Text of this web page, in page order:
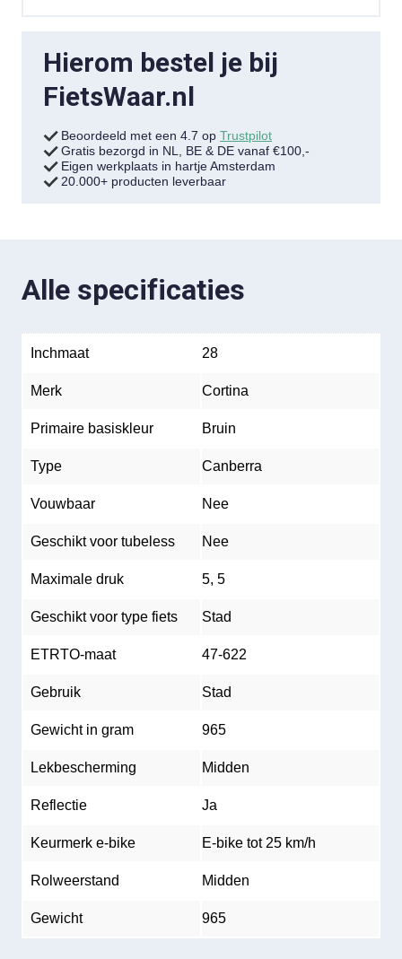
Hierom bestel je bij
FietsWaar.nl
Beoordeeld met een 4.7 op Trustpilot
Gratis bezorgd in NL, BE & DE vanaf €100,-
Eigen werkplaats in hartje Amsterdam
20.000+ producten leverbaar
Alle specificaties
Inchmaat 28
Merk Cortina
Primaire basiskleur Bruin
Type Canberra
Vouwbaar Nee
Geschikt voor tubeless Nee
Maximale druk 5, 5
Geschikt voor type fiets Stad
ETRTO-maat 47-622
Gebruik Stad
Gewicht in gram 965
Lekbescherming Midden
Reflectie Ja
Keurmerk e-bike E-bike tot 25 km/h
Rolweerstand Midden
Gewicht 965